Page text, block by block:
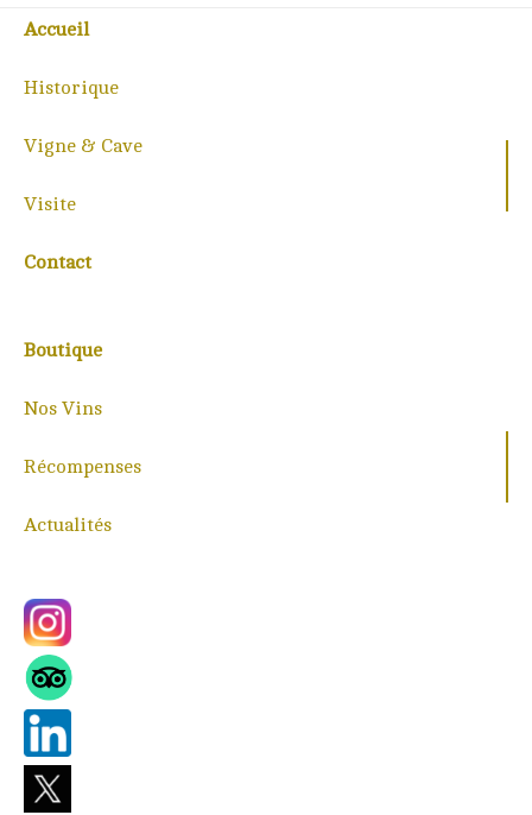
Accueil
Historique
Vigne & Cave
Visite
Contact
Boutique
Nos Vins
Récompenses
Actualités